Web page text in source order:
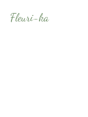
Fleuri-ka